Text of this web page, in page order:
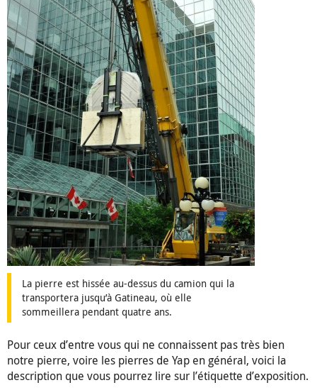
La pierre est hissée au-dessus du camion qui la
transportera jusqu’à Gatineau, où elle
sommeillera pendant quatre ans.
Pour ceux d’entre vous qui ne connaissent pas très bien
notre pierre, voire les pierres de Yap en général, voici la
description que vous pourrez lire sur l’étiquette d’exposition.